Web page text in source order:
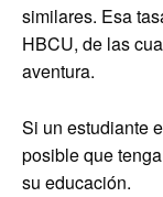
similares. Esa
HBCU, de las
aventura.
Si un estudiante
posible que
su educación.